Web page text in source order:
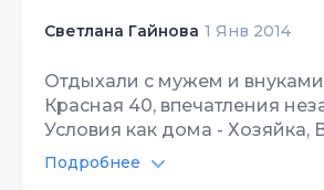
Светлана Гайнова 1 Янв 2014
Отдыхали с мужем и внуками
Красная 40, впечатления
Условия как дома - Хозяйка,
Петровна, нас ознакомила с
её больше не видели (никто
Подробнее